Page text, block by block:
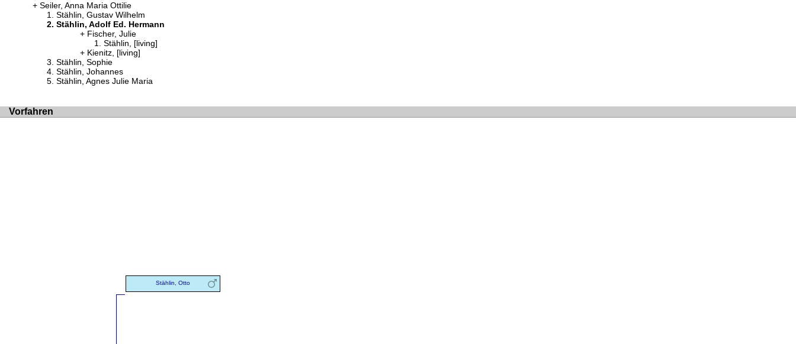
Seiler, Anna Maria Ottilie
Stählin, Gustav Wilhelm
Stählin, Adolf Ed. Hermann
Fischer, Julie
Stählin, [living]
Kienitz, [living]
Stählin, Sophie
Stählin, Johannes
Stählin, Agnes Julie Maria
Vorfahren
Stählin, Otto